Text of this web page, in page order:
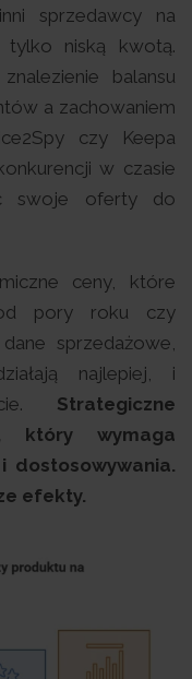
sprzedawcy na
tylko niską kwotą.
balansu
a zachowaniem
czy Keepa
w czasie
swoje oferty do
ceny, które
pory roku czy
sprzedażowe,
najlepiej, i
Strategiczne
który wymaga
dostosowywania.
efekty.